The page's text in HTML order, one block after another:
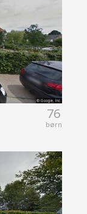
76
børn